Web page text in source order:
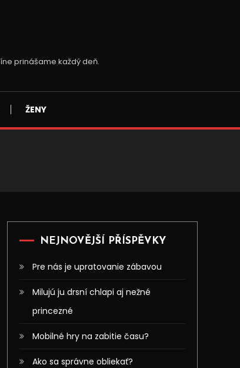
prinášame každý deň.
ŽENY
NEJNOVĚJŠÍ PŘÍSPĚVKY
Pre nás je upratovanie zábavou
Milujú ju drsní chlapi aj nežné
princezné
Mobilné hry na zabitie času?
Ako sa správne obliekať?